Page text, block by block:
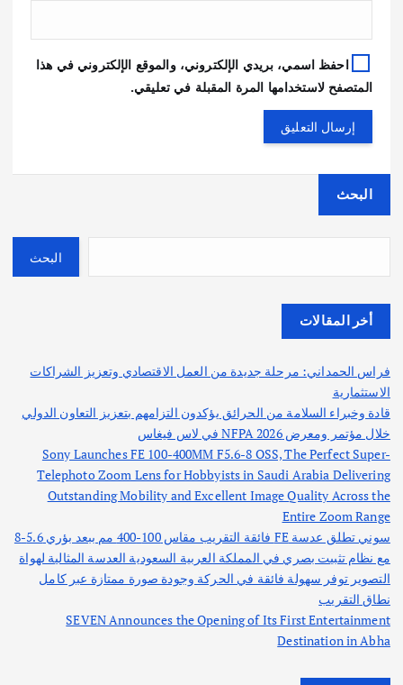
احفظ اسمي، بريدي الإلكتروني، والموقع الإلكتروني في هذا
المتصفح لاستخدامها المرة المقبلة في تعليقي.
البحث
البحث
أخر المقالات
فراس الحمداني: مرحلة جديدة من العمل الاقتصادي وتعزيز الشراكات
الاستثمارية
قادة وخبراء السلامة من الحرائق يؤكدون التزامهم بتعزيز التعاون الدولي
خلال مؤتمر ومعرض NFPA 2026 في لاس فيغاس
Sony Launches FE 100-400MM F5.6-8 OSS, The Perfect Super-
Telephoto Zoom Lens for Hobbyists in Saudi Arabia Delivering
Outstanding Mobility and Excellent Image Quality Across the
Entire Zoom Range
سوني تطلق عدسة FE فائقة التقريب مقاس 100-400 مم ببعد بؤري 5.6-8
مع نظام تثبيت بصري في المملكة العربية السعودية العدسة المثالية لهواة
التصوير توفر سهولة فائقة في الحركة وجودة صورة ممتازة عبر كامل
نطاق التقريب
SEVEN Announces the Opening of Its First Entertainment
Destination in Abha